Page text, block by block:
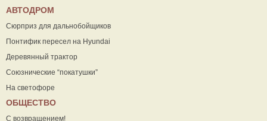
АВТОДРОМ
Сюрприз для дальнобойщиков
Понтифик пересел на Hyundai
Деревянный трактор
Союзнические “покатушки”
На светофоре
ОБЩЕСТВО
С возвращением!